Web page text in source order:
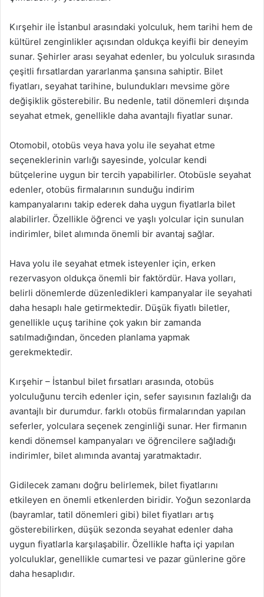
Kırşehir ile İstanbul arasındaki yolculuk, hem tarihi hem de
kültürel zenginlikler açısından oldukça keyifli bir deneyim
sunar. Şehirler arası seyahat edenler, bu yolculuk sırasında
çeşitli fırsatlardan yararlanma şansına sahiptir. Bilet
fiyatları, seyahat tarihine, bulundukları mevsime göre
değişiklik gösterebilir. Bu nedenle, tatil dönemleri dışında
seyahat etmek, genellikle daha avantajlı fiyatlar sunar.
Otomobil, otobüs veya hava yolu ile seyahat etme
seçeneklerinin varlığı sayesinde, yolcular kendi
bütçelerine uygun bir tercih yapabilirler. Otobüsle seyahat
edenler, otobüs firmalarının sunduğu indirim
kampanyalarını takip ederek daha uygun fiyatlarla bilet
alabilirler. Özellikle öğrenci ve yaşlı yolcular için sunulan
indirimler, bilet alımında önemli bir avantaj sağlar.
Hava yolu ile seyahat etmek isteyenler için, erken
rezervasyon oldukça önemli bir faktördür. Hava yolları,
belirli dönemlerde düzenledikleri kampanyalar ile seyahati
daha hesaplı hale getirmektedir. Düşük fiyatlı biletler,
genellikle uçuş tarihine çok yakın bir zamanda
satılmadığından, önceden planlama yapmak
gerekmektedir.
Kırşehir – İstanbul bilet fırsatları arasında, otobüs
yolculuğunu tercih edenler için, sefer sayısının fazlalığı da
avantajlı bir durumdur. farklı otobüs firmalarından yapılan
seferler, yolculara seçenek zenginliği sunar. Her firmanın
kendi dönemsel kampanyaları ve öğrencilere sağladığı
indirimler, bilet alımında avantaj yaratmaktadır.
Gidilecek zamanı doğru belirlemek, bilet fiyatlarını
etkileyen en önemli etkenlerden biridir. Yoğun sezonlarda
(bayramlar, tatil dönemleri gibi) bilet fiyatları artış
gösterebilirken, düşük sezonda seyahat edenler daha
uygun fiyatlarla karşılaşabilir. Özellikle hafta içi yapılan
yolculuklar, genellikle cumartesi ve pazar günlerine göre
daha hesaplıdır.